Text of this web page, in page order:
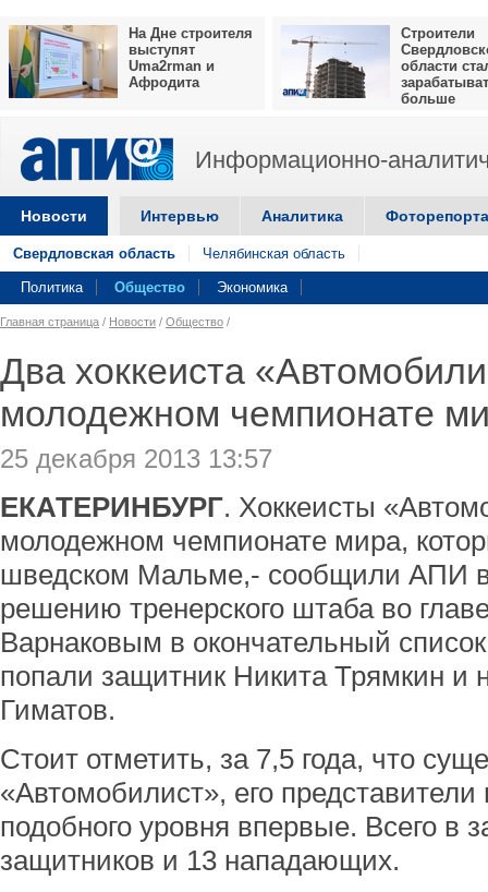
На Дне строителя
выступят
Uma2rman и
Афродита
Строители
области
больше
Информационно-
Новости Интервью Аналитика
Свердловская область Челябинская область
Политика Общество Экономика
Главная страница / Новости / Общество /
Два хоккеиста
молодежном чемпионате
25 декабря 2013 13:57
ЕКАТЕРИНБУРГ. Хоккеисты
молодежном чемпионате мира,
шведском Мальме,- сообщили АПИ
решению тренерского штаба во
Варнаковым в окончательный
попали защитник Никита Трямкин
Гиматов.
Стоит отметить, за 7,5 года, что
«Автомобилист», его
подобного уровня впервые. Всего в
защитников и 13 нападающих.